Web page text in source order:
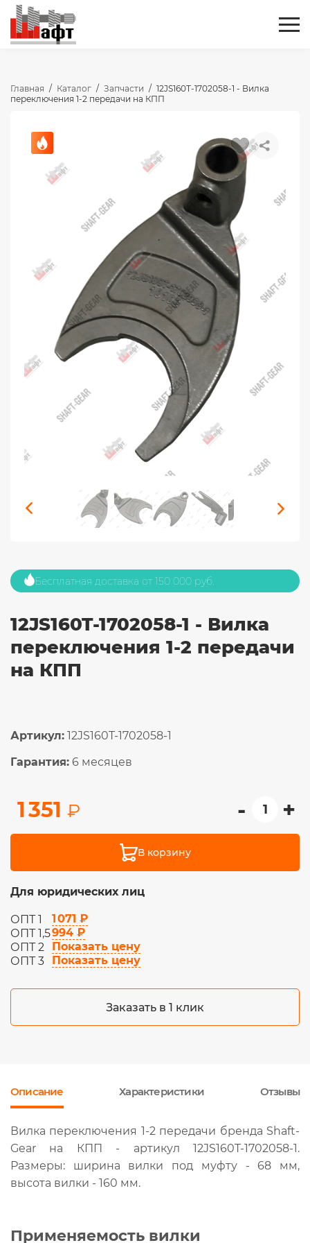
Главная / Каталог / Запчасти / 12JS160T-1702058-1 - Вилка
переключения 1-2 передачи на КПП
Бесплатная доставка от 150 000 руб.
12JS160T-1702058-1 - Вилка
переключения 1-2 передачи
на КПП
Артикул: 12JS160T-1702058-1
Гарантия: 6 месяцев
1 351 ₽ - +
В корзину
Для юридических лиц
ОПТ 1
1 071 ₽
ОПТ 1,5994 ₽
ОПТ 2
Показать цену
ОПТ 3
Показать цену
Заказать в 1 клик
Описание Характеристики Отзывы
Вилка переключения 1-2 передачи бренда Shaft-
Gear на КПП - артикул 12JS160T-1702058-1.
Размеры: ширина вилки под муфту - 68 мм,
высота вилки - 160 мм.
Применяемость вилки